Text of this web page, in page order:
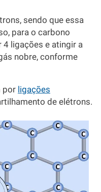
sendo que essa
para o carbono
4 ligações e atingir a
nobre, conforme
por ligações
de elétrons.